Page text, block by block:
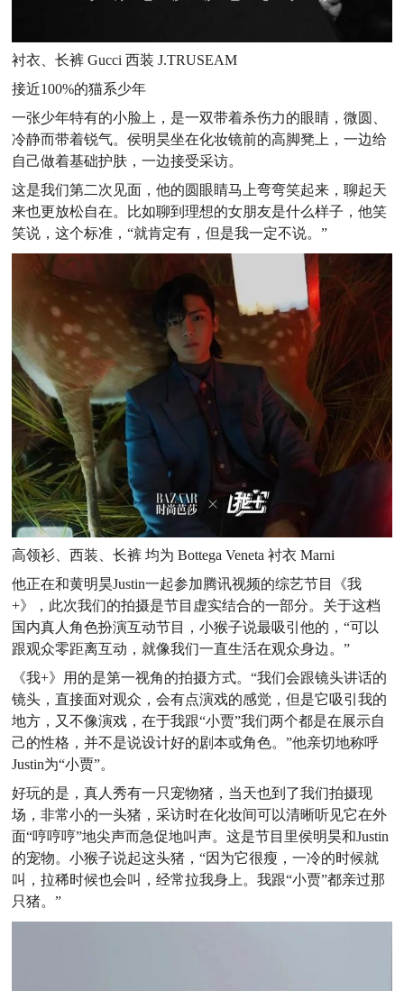
衬衣、长裤 Gucci 西装 J.TRUSEAM
接近100%的猫系少年
一张少年特有的小脸上，是一双带着杀伤力的眼睛，微圆、
冷静而带着锐气。侯明昊坐在化妆镜前的高脚凳上，一边给
自己做着基础护肤，一边接受采访。
这是我们第二次见面，他的圆眼睛马上弯弯笑起来，聊起天
来也更放松自在。比如聊到理想的女朋友是什么样子，他笑
笑说，这个标准，“就肯定有，但是我一定不说。”
高领衫、西装、长裤 均为 Bottega Veneta 衬衣 Marni
他正在和黄明昊Justin一起参加腾讯视频的综艺节目《我
+》，此次我们的拍摄是节目虚实结合的一部分。关于这档
国内真人角色扮演互动节目，小猴子说最吸引他的，“可以
跟观众零距离互动，就像我们一直生活在观众身边。”
《我+》用的是第一视角的拍摄方式。“我们会跟镜头讲话的
镜头，直接面对观众，会有点演戏的感觉，但是它吸引我的
地方，又不像演戏，在于我跟“小贾”我们两个都是在展示自
己的性格，并不是说设计好的剧本或角色。”他亲切地称呼
Justin为“小贾”。
好玩的是，真人秀有一只宠物猪，当天也到了我们拍摄现
场，非常小的一头猪，采访时在化妆间可以清晰听见它在外
面“哼哼哼”地尖声而急促地叫声。这是节目里侯明昊和Justin
的宠物。小猴子说起这头猪，“因为它很瘦，一冷的时候就
叫，拉稀时候也会叫，经常拉我身上。我跟“小贾”都亲过那
只猪。”